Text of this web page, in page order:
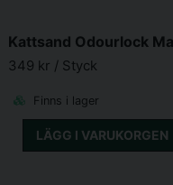
349 kr / Styck
Finns i lager
LÄGG I VARUKORGEN